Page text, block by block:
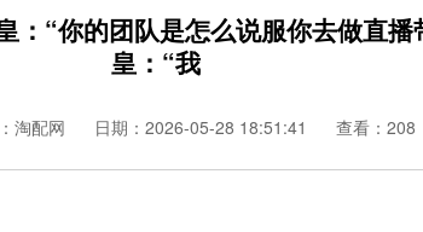
：“你的团队是怎么说服你去做直播
皇：“我
淘配网 日期：2026-05-28 18:51:41 查看：208